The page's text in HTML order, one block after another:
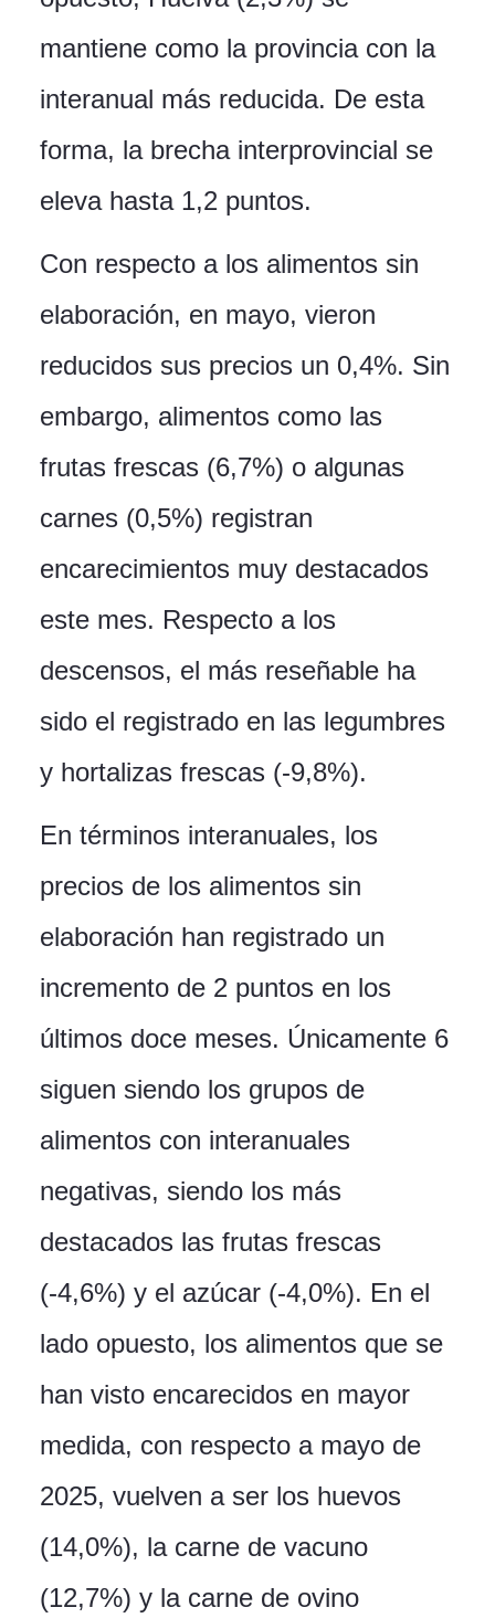
mantiene como la provincia con la
interanual más reducida. De esta
forma, la brecha interprovincial se
eleva hasta 1,2 puntos.
Con respecto a los alimentos sin
elaboración, en mayo, vieron
reducidos sus precios un 0,4%. Sin
embargo, alimentos como las
frutas frescas (6,7%) o algunas
carnes (0,5%) registran
encarecimientos muy destacados
este mes. Respecto a los
descensos, el más reseñable ha
sido el registrado en las legumbres
y hortalizas frescas (-9,8%).
En términos interanuales, los
precios de los alimentos sin
elaboración han registrado un
incremento de 2 puntos en los
últimos doce meses. Únicamente 6
siguen siendo los grupos de
alimentos con interanuales
negativas, siendo los más
destacados las frutas frescas
(-4,6%) y el azúcar (-4,0%). En el
lado opuesto, los alimentos que se
han visto encarecidos en mayor
medida, con respecto a mayo de
2025, vuelven a ser los huevos
(14,0%), la carne de vacuno
(12,7%) y la carne de ovino